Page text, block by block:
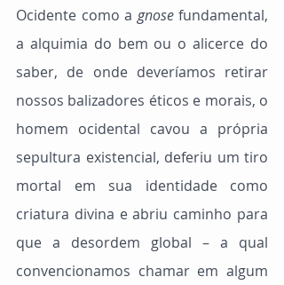
Ocidente como a gnose fundamental,
a alquimia do bem ou o alicerce do
saber, de onde deveríamos retirar
nossos balizadores éticos e morais, o
homem ocidental cavou a própria
sepultura existencial, deferiu um tiro
mortal em sua identidade como
criatura divina e abriu caminho para
que a desordem global – a qual
convencionamos chamar em algum